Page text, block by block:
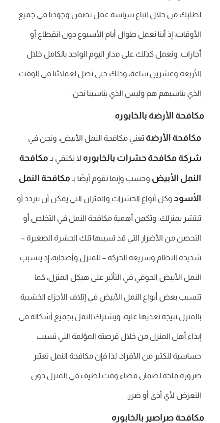
لطلبك من خلال اتباع سياسة عمل تضمن وجودنا في جميع
الأوقات، إذ أننا نعمل طوال أيام الأسبوع دون انقطاع أو
أجازات، ونعمل كذلك على مدار اليوم الواحد بالكامل خلال
الأربعة وعشرين ساعة، وذلك حتى نصل لعملائنا في الوقت
الذي يناسبهم هم وليس الذي يناسبنا نحن.
مكافحة الأرضة بالخابوره
مكافحة الأرضةتعني مكافحة النمل الأبيض، ونحن في
شركة مكافحة حشرات بالخابوره لا نكتفي بـ مكافحة
النمل الأبيض وحسب وإنما نقوم أيضًا بـ مكافحة النمل
الأسود وكل أنواع الحشرات والفئران التي يمكن أن تتردد أو
تنتشر بمنزلك، وتكمن أهمية مكافحة النمل في التخلص أو
التحصن من الأضرار التي قد تسببها تلك الحشرة الصغيرة –
شديدة النظام وسريعة الحركة – للمنزل وأصحابه، إذ يتسبب
النمل الأبيض الجوفي في التأثير على هيكل المنزل، كما
تتسبب بعض أنواع النمل الأبيض في إتلاف الأجزاء الخشبية
بالمنزل نتيجة تغذيها عليه، ويشترك النمل بجميع أشكاله في
إيذاء أهل المنزل من خلال قرصته المؤلمة التي تسبب
حساسية للكثير من الأفراد، لذا فإن مكافحة النمل تعتبر
ضرورة ملحة لضمان قضاء وقت لطيف في المنزل دون
التعرض لأي أذى أو ضرر.
مكافحة صراصير بالخابوره